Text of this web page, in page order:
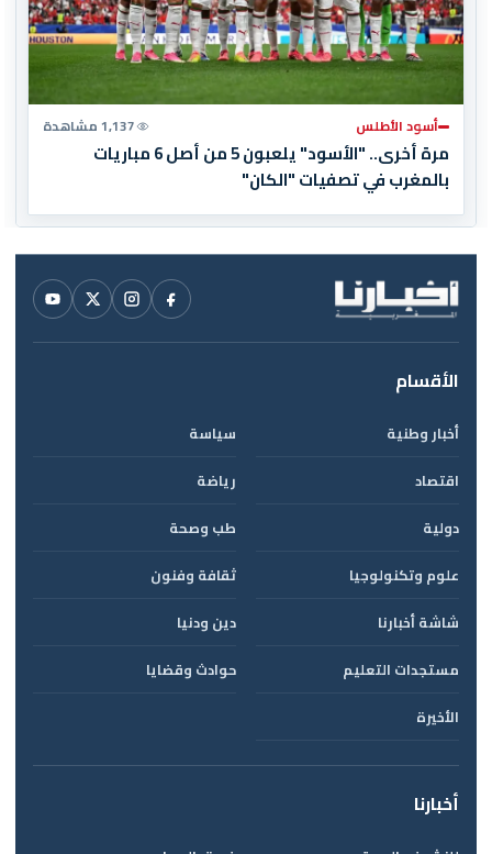
أسود الأطلس 1,137 مشاهدة
مرة أخرى.. "الأسود" يلعبون 5 من أصل 6 مباريات
بالمغرب في تصفيات "الكان"
الأقسام
أخبار وطنية
سياسة
اقتصاد
رياضة
دولية
طب وصحة
علوم وتكنولوجيا
ثقافة وفنون
شاشة أخبارنا
دين ودنيا
مستجدات التعليم
حوادث وقضايا
الأخيرة
أخبارنا